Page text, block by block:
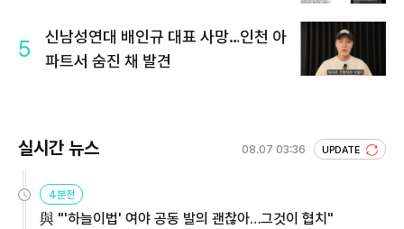
5
신남성연대 배인규 대표 사망…인천 아
파트서 숨진 채 발견
실시간 뉴스 08.07 03:36 UPDATE
4분전
與 "'하늘이법' 여야 공동 발의 괜찮아…그것이 협치"